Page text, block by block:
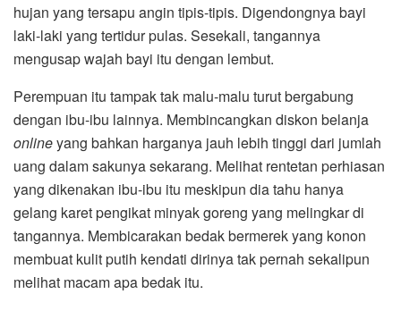
hujan yang tersapu angin tipis-tipis. Digendongnya bayi
laki-laki yang tertidur pulas. Sesekali, tangannya
mengusap wajah bayi itu dengan lembut.
Perempuan itu tampak tak malu-malu turut bergabung
dengan ibu-ibu lainnya. Membincangkan diskon belanja
onlineyang bahkan harganya jauh lebih tinggi dari jumlah
uang dalam sakunya sekarang. Melihat rentetan perhiasan
yang dikenakan ibu-ibu itu meskipun dia tahu hanya
gelang karet pengikat minyak goreng yang melingkar di
tangannya. Membicarakan bedak bermerek yang konon
membuat kulit putih kendati dirinya tak pernah sekalipun
melihat macam apa bedak itu.